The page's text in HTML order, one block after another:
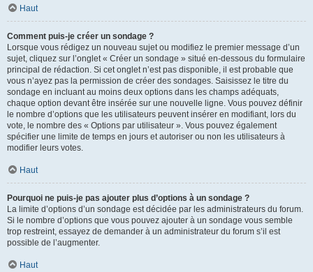
Haut
Comment puis-je créer un sondage ?
Lorsque vous rédigez un nouveau sujet ou modifiez le premier message d’un
sujet, cliquez sur l’onglet « Créer un sondage » situé en-dessous du formulaire
principal de rédaction. Si cet onglet n’est pas disponible, il est probable que
vous n’ayez pas la permission de créer des sondages. Saisissez le titre du
sondage en incluant au moins deux options dans les champs adéquats,
chaque option devant être insérée sur une nouvelle ligne. Vous pouvez définir
le nombre d’options que les utilisateurs peuvent insérer en modifiant, lors du
vote, le nombre des « Options par utilisateur ». Vous pouvez également
spécifier une limite de temps en jours et autoriser ou non les utilisateurs à
modifier leurs votes.
Haut
Pourquoi ne puis-je pas ajouter plus d’options à un sondage ?
La limite d’options d’un sondage est décidée par les administrateurs du forum.
Si le nombre d’options que vous pouvez ajouter à un sondage vous semble
trop restreint, essayez de demander à un administrateur du forum s’il est
possible de l’augmenter.
Haut